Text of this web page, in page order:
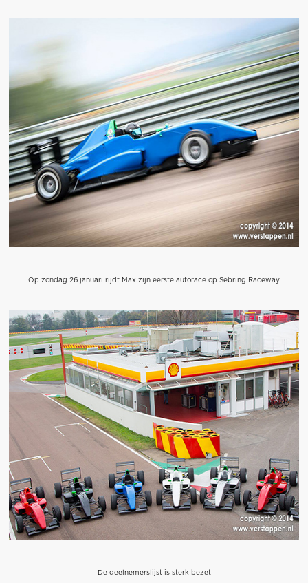
Op zondag 26 januari rijdt Max zijn eerste autorace op Sebring Raceway
De deelnemerslijst is sterk bezet